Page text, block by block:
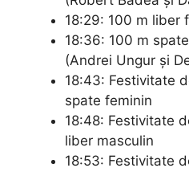
18:29: 100 m liber
18:36: 100 m
(Andrei Ungur şi
18:43: Festivitate
spate feminin
18:48: Festivitate
liber masculin
18:53: Festivitate